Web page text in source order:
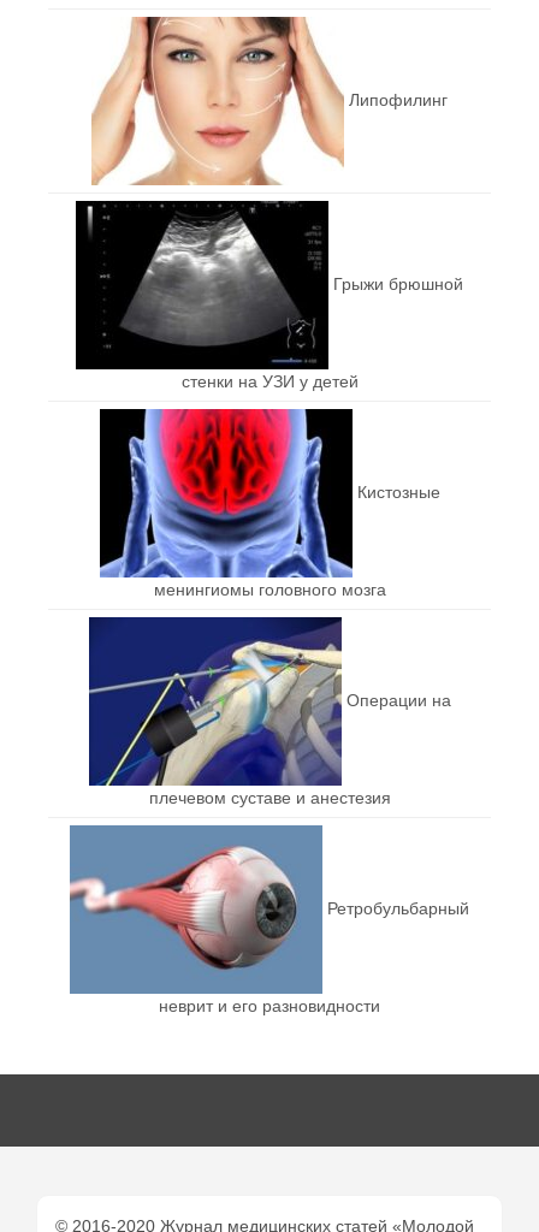
Липофилинг
Грыжи брюшной
стенки на УЗИ у детей
Кистозные
менингиомы головного мозга
Операции на
плечевом суставе и анестезия
Ретробульбарный
неврит и его разновидности
© 2016-2020 Журнал медицинских статей «Молодой